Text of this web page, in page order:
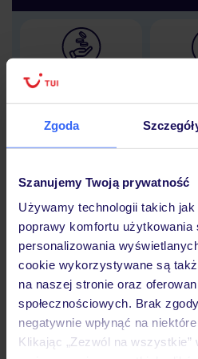
Zgoda
Szanujemy Twoją prywatność
Używamy technologii takich
poprawy komfortu użytkowania
personalizowania
cookie wykorzystywane są
na naszej stronie oraz
społecznościowych. Brak
negatywnie wpłynąć na
Klikając „Zezwól na wszystkie”
Lider niskich cen
Hotel
Opinie
Pokoje